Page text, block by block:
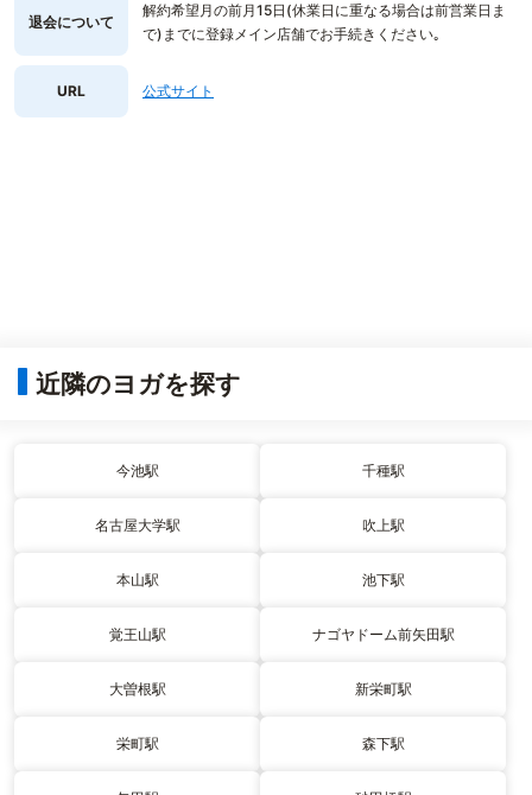
退会について
解約希望月の前月15日(休業日に重なる場合は前営業日ま
で)までに登録メイン店舗でお手続きください｡
URL 公式サイト
近隣のヨガを探す
今池駅 千種駅
名古屋大学駅 吹上駅
本山駅 池下駅
覚王山駅 ナゴヤドーム前矢田駅
大曽根駅 新栄町駅
栄町駅 森下駅